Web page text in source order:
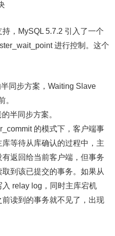
，MySQL 5.7.2 引入了一个
进行控制。这个
同步方案，Waiting Slave
。
半同步方案。
的模式下，客户端事
等待从库确认的过程中，主
返回给当前客户端，但事务
到该已提交的事务。如果从
relay log，同时主库宕机
读到的事务就不见了，出现